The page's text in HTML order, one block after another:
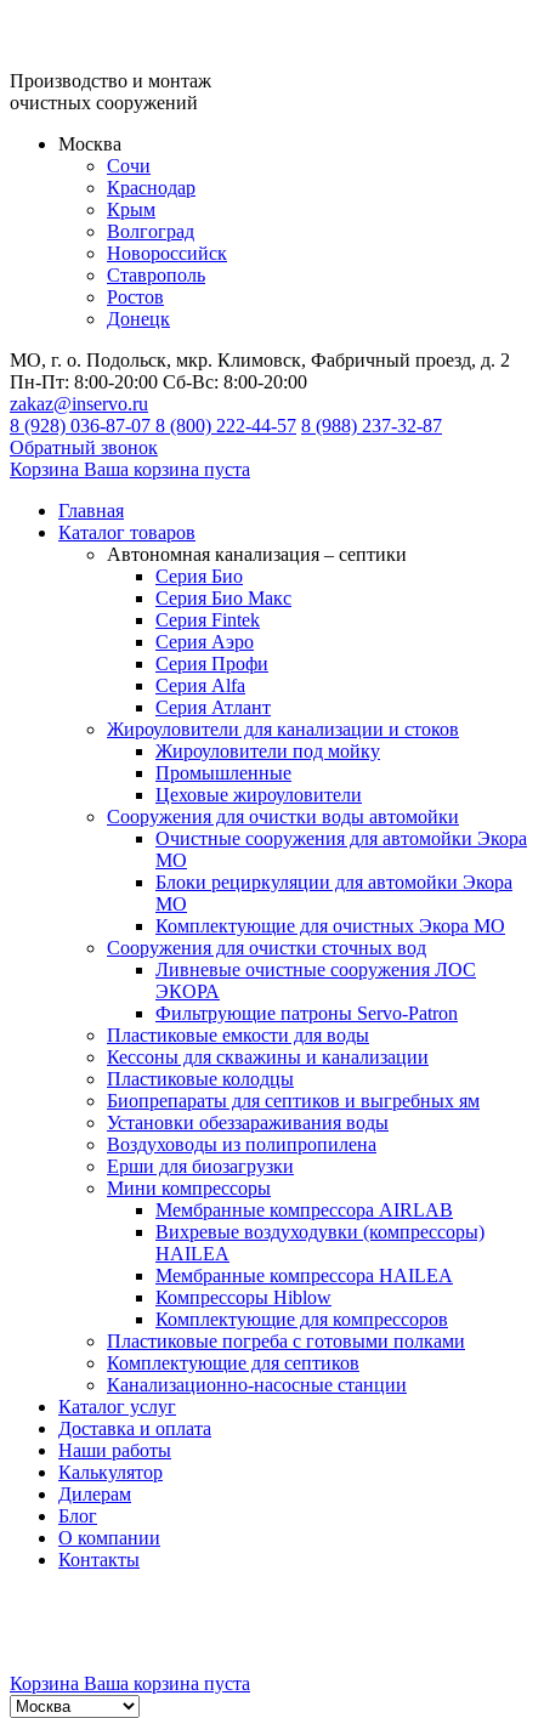
Производство и монтаж
очистных сооружений
Москва
Сочи
Краснодар
Крым
Волгоград
Новороссийск
Ставрополь
Ростов
Донецк
МО, г. о. Подольск, мкр. Климовск, Фабричный проезд, д. 2
Пн-Пт: 8:00-20:00 Сб-Вс: 8:00-20:00
zakaz@inservo.ru
8 (928) 036-87-07 8 (800) 222-44-57 8 (988) 237-32-87
Обратный звонок
Корзина Ваша корзина пуста
Главная
Каталог товаров
Автономная канализация – септики
Серия Био
Серия Био Макс
Серия Fintek
Серия Аэро
Серия Профи
Серия Alfa
Серия Атлант
Жироуловители для канализации и стоков
Жироуловители под мойку
Промышленные
Цеховые жироуловители
Сооружения для очистки воды автомойки
Очистные сооружения для автомойки Экора
МО
Блоки рециркуляции для автомойки Экора
МО
Комплектующие для очистных Экора МО
Сооружения для очистки сточных вод
Ливневые очистные сооружения ЛОС
ЭКОРА
Фильтрующие патроны Servo-Patron
Пластиковые емкости для воды
Кессоны для скважины и канализации
Пластиковые колодцы
Биопрепараты для септиков и выгребных ям
Установки обеззараживания воды
Воздуховоды из полипропилена
Ерши для биозагрузки
Мини компрессоры
Мембранные компрессора AIRLAB
Вихревые воздуходувки (компрессоры)
HAILEA
Мембранные компрессора HAILEA
Компрессоры Hiblow
Комплектующие для компрессоров
Пластиковые погреба с готовыми полками
Комплектующие для септиков
Канализационно-насосные станции
Каталог услуг
Доставка и оплата
Наши работы
Калькулятор
Дилерам
Блог
О компании
Контакты
Корзина Ваша корзина пуста